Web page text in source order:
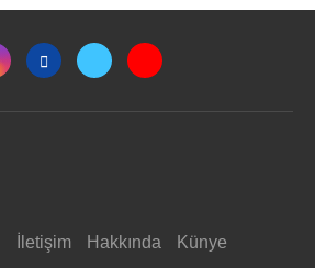
İletişim Hakkında Künye